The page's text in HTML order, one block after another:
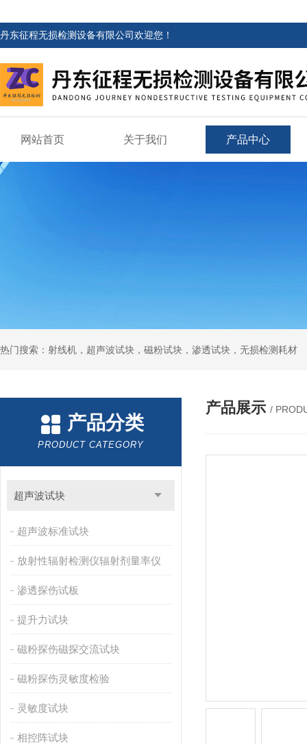
丹东征程无损检测设备有限公司欢迎您！
网站首页 关于我们 产品中心
热门搜索：射线机，超声波试块，磁粉试块，渗透试块，无损检测耗材
产品分类
PRODUCT CATEGORY
超声波试块
超声波标准试块
放射性辐射检测仪辐射剂量率仪
渗透探伤试板
提升力试块
磁粉探伤磁探交流试块
磁粉探伤灵敏度检验
灵敏度试块
相控阵试块
产品展示 /